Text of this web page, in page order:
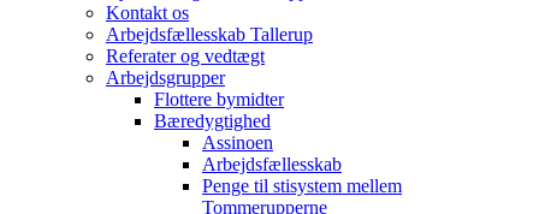
Kontakt os
Arbejdsfællesskab Tallerup
Referater og vedtægt
Arbejdsgrupper
Flottere bymidter
Bæredygtighed
Assinoen
Arbejdsfællesskab
Penge til stisystem mellem
Tommerupperne